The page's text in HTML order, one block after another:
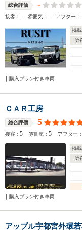
総合評価 -
接客：- 雰囲気：- アフター：-
掲
所
購入プラン付き車両
ＣＡＲ工房
総合評価 5
接客：5 雰囲気：5 アフター
掲
所
購入プラン付き車両
アップル宇都宮外環